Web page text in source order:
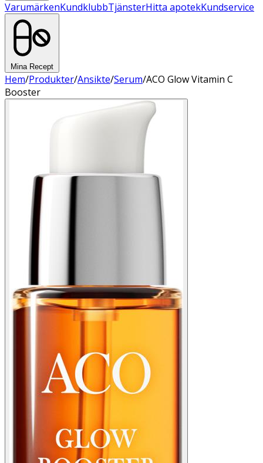
VarumärkenKundklubbTjänsterHitta apotekKundservice
Mina Recept
Hem/Produkter/Ansikte/Serum/ACO Glow Vitamin C
Booster